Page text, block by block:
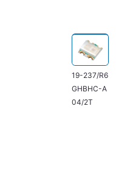
19-237/R6
GHBHC-A
04/2T